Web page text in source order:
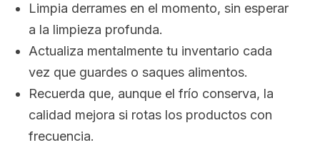
Limpia derrames en el momento, sin esperar
a la limpieza profunda.
Actualiza mentalmente tu inventario cada
vez que guardes o saques alimentos.
Recuerda que, aunque el frío conserva, la
calidad mejora si rotas los productos con
frecuencia.